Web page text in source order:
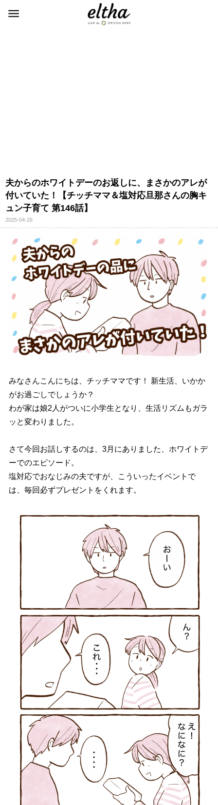
夫からのホワイトデーのお返しに、まさかのアレが
付いていた！【チッチママ＆塩対応旦那さんの胸キ
ュン子育て 第146話】
2025-04-26
みなさんこんにちは、チッチママです！ 新生活、いかか
がお過ごしでしょうか？
わが家は娘2人がついに小学生となり、生活リズムもガラ
ッと変わりました。
さて今回お話しするのは、3月にありました、ホワイトデ
ーでのエピソード。
塩対応でおなじみの夫ですが、こういったイベントで
は、毎回必ずプレゼントをくれます。